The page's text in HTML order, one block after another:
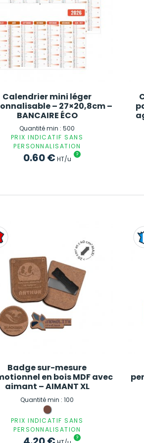
Calendrier mini léger
– 27×20,8cm –
BANCAIRE ÉCO
Quantité min : 500
PRIX INDICATIF SANS
PERSONNALISATION
0.60€HT/u
?
Badge sur-mesure
en bois MDF avec
aimant – AIMANT XL
Quantité min : 100
PRIX INDICATIF SANS
PERSONNALISATION
?